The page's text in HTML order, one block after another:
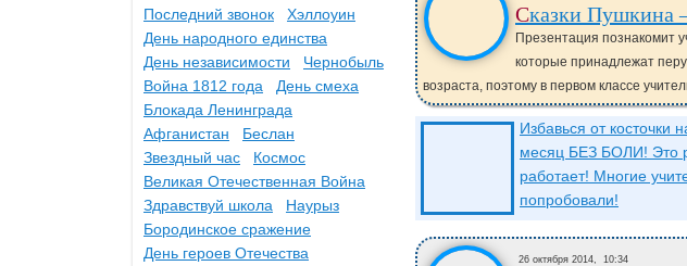
Сказки Пушкина
Презентация познакомит
которые принадлежат
возраста, поэтому в первом классе
Избавься от косточки
месяц БЕЗ БОЛИ! Это
работает! Многие
попробовали!
26 октября 2014, 10:34
Последний звонок
Хэллоуин
День народного единства
День независимости
Чернобыль
Война 1812 года
День смеха
Блокада Ленинграда
Афганистан
Беслан
Звездный час
Космос
Великая Отечественная Война
Здравствуй школа
Наурыз
Бородинское сражение
День героев Отечества